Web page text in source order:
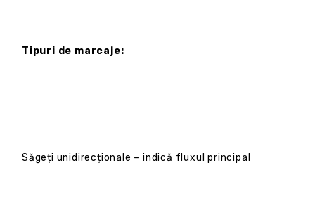
Tipuri de marcaje:
Săgeți unidirecționale – indică fluxul principal